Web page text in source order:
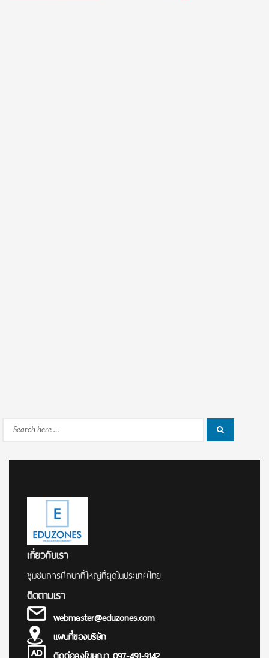
Search
เกี่ยวกับเรา
ชุมชนการศึกษาที่ใหญ่ที่สุดในประเทศไทย
ติดตามเรา
webmaster@eduzones.com
แผนที่ของบริษัท